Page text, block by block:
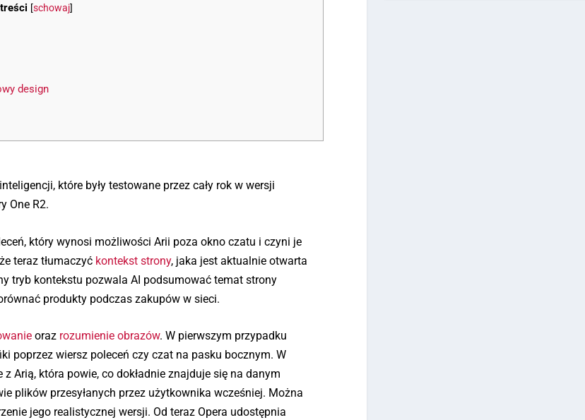
[schowaj]
design
które były testowane przez cały rok w wersji
One R2.
który wynosi możliwości Arii poza okno czatu i czyni je
teraz tłumaczyć kontekst strony, jaka jest aktualnie otwarta
tryb kontekstu pozwala AI podsumować temat strony
produkty podczas zakupów w sieci.
oraz rozumienie obrazów. W pierwszym przypadku
poprzez wiersz poleceń czy czat na pasku bocznym. W
Arią, która powie, co dokładnie znajduje się na danym
plików przesyłanych przez użytkownika wcześniej. Można
jego realistycznej wersji. Od teraz Opera udostępnia